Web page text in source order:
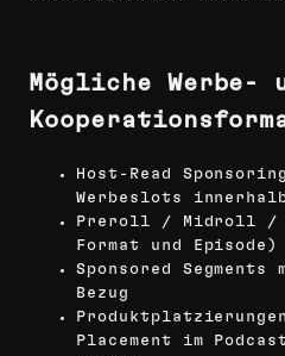
Mögliche Werbe-
Host-Read
Werbeslots
Preroll / Midroll /
Format und Episode)
Sponsored Segments
Bezug
Placement im